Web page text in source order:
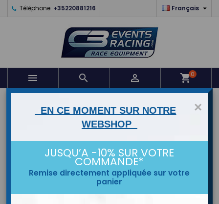
Téléphone: +35220881216 Français 
   shopping_cart0
×
EN CE MOMENT SUR NOTRE
WEBSHOP
JUSQU’A -10% SUR VOTRE
COMMANDE*
Remise directement appliquée sur votre
panier